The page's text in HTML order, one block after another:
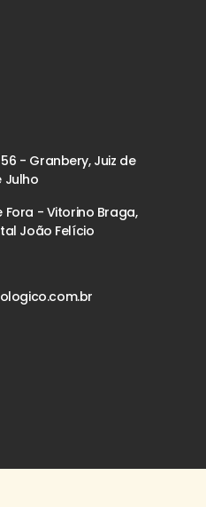
- Granbery, Juiz de
Julho
Fora - Vitorino Braga,
João Felício